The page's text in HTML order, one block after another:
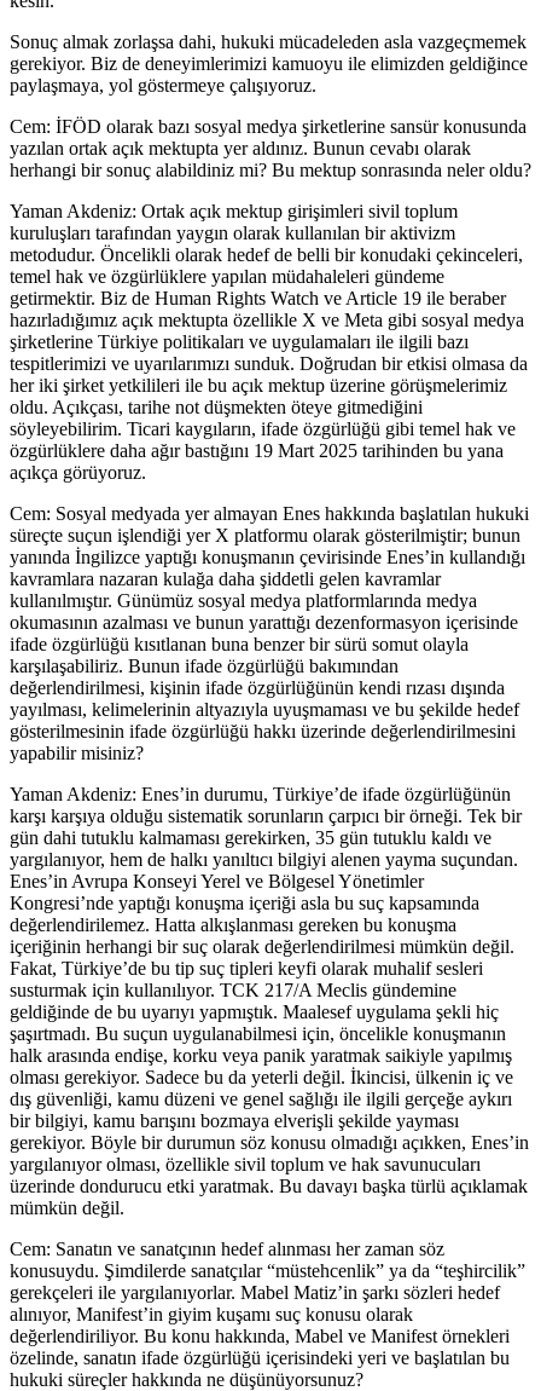
Sonuç almak zorlaşsa dahi, hukuki mücadeleden asla vazgeçmemek
gerekiyor. Biz de deneyimlerimizi kamuoyu ile elimizden geldiğince
paylaşmaya, yol göstermeye çalışıyoruz.
Cem: İFÖD olarak bazı sosyal medya şirketlerine sansür konusunda
yazılan ortak açık mektupta yer aldınız. Bunun cevabı olarak
herhangi bir sonuç alabildiniz mi? Bu mektup sonrasında neler oldu?
Yaman Akdeniz: Ortak açık mektup girişimleri sivil toplum
kuruluşları tarafından yaygın olarak kullanılan bir aktivizm
metodudur. Öncelikli olarak hedef de belli bir konudaki çekinceleri,
temel hak ve özgürlüklere yapılan müdahaleleri gündeme
getirmektir. Biz de Human Rights Watch ve Article 19 ile beraber
hazırladığımız açık mektupta özellikle X ve Meta gibi sosyal medya
şirketlerine Türkiye politikaları ve uygulamaları ile ilgili bazı
tespitlerimizi ve uyarılarımızı sunduk. Doğrudan bir etkisi olmasa da
her iki şirket yetkilileri ile bu açık mektup üzerine görüşmelerimiz
oldu. Açıkçası, tarihe not düşmekten öteye gitmediğini
söyleyebilirim. Ticari kaygıların, ifade özgürlüğü gibi temel hak ve
özgürlüklere daha ağır bastığını 19 Mart 2025 tarihinden bu yana
açıkça görüyoruz.
Cem: Sosyal medyada yer almayan Enes hakkında başlatılan hukuki
süreçte suçun işlendiği yer X platformu olarak gösterilmiştir; bunun
yanında İngilizce yaptığı konuşmanın çevirisinde Enes’in kullandığı
kavramlara nazaran kulağa daha şiddetli gelen kavramlar
kullanılmıştır. Günümüz sosyal medya platformlarında medya
okumasının azalması ve bunun yarattığı dezenformasyon içerisinde
ifade özgürlüğü kısıtlanan buna benzer bir sürü somut olayla
karşılaşabiliriz. Bunun ifade özgürlüğü bakımından
değerlendirilmesi, kişinin ifade özgürlüğünün kendi rızası dışında
yayılması, kelimelerinin altyazıyla uyuşmaması ve bu şekilde hedef
gösterilmesinin ifade özgürlüğü hakkı üzerinde değerlendirilmesini
yapabilir misiniz?
Yaman Akdeniz: Enes’in durumu, Türkiye’de ifade özgürlüğünün
karşı karşıya olduğu sistematik sorunların çarpıcı bir örneği. Tek bir
gün dahi tutuklu kalmaması gerekirken, 35 gün tutuklu kaldı ve
yargılanıyor, hem de halkı yanıltıcı bilgiyi alenen yayma suçundan.
Enes’in Avrupa Konseyi Yerel ve Bölgesel Yönetimler
Kongresi’nde yaptığı konuşma içeriği asla bu suç kapsamında
değerlendirilemez. Hatta alkışlanması gereken bu konuşma
içeriğinin herhangi bir suç olarak değerlendirilmesi mümkün değil.
Fakat, Türkiye’de bu tip suç tipleri keyfi olarak muhalif sesleri
susturmak için kullanılıyor. TCK 217/A Meclis gündemine
geldiğinde de bu uyarıyı yapmıştık. Maalesef uygulama şekli hiç
şaşırtmadı. Bu suçun uygulanabilmesi için, öncelikle konuşmanın
halk arasında endişe, korku veya panik yaratmak saikiyle yapılmış
olması gerekiyor. Sadece bu da yeterli değil. İkincisi, ülkenin iç ve
dış güvenliği, kamu düzeni ve genel sağlığı ile ilgili gerçeğe aykırı
bir bilgiyi, kamu barışını bozmaya elverişli şekilde yayması
gerekiyor. Böyle bir durumun söz konusu olmadığı açıkken, Enes’in
yargılanıyor olması, özellikle sivil toplum ve hak savunucuları
üzerinde dondurucu etki yaratmak. Bu davayı başka türlü açıklamak
mümkün değil.
Cem: Sanatın ve sanatçının hedef alınması her zaman söz
konusuydu. Şimdilerde sanatçılar “müstehcenlik” ya da “teşhircilik”
gerekçeleri ile yargılanıyorlar. Mabel Matiz’in şarkı sözleri hedef
alınıyor, Manifest’in giyim kuşamı suç konusu olarak
değerlendiriliyor. Bu konu hakkında, Mabel ve Manifest örnekleri
özelinde, sanatın ifade özgürlüğü içerisindeki yeri ve başlatılan bu
hukuki süreçler hakkında ne düşünüyorsunuz?